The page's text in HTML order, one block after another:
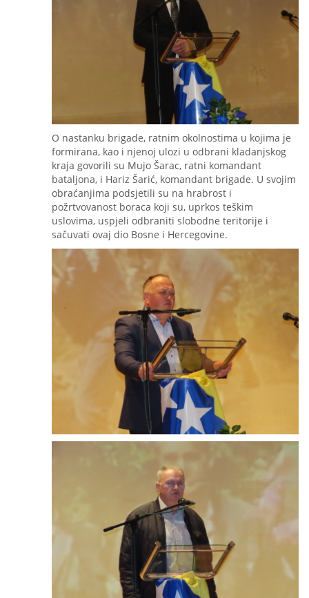
O nastanku brigade, ratnim okolnostima u kojima je
formirana, kao i njenoj ulozi u odbrani kladanjskog
kraja govorili su Mujo Šarac, ratni komandant
bataljona, i Hariz Šarić, komandant brigade. U svojim
obraćanjima podsjetili su na hrabrost i
požrtvovanost boraca koji su, uprkos teškim
uslovima, uspjeli odbraniti slobodne teritorije i
sačuvati ovaj dio Bosne i Hercegovine.